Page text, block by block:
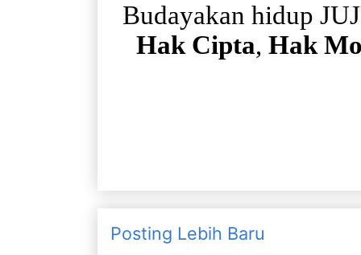
Budayakan hidup
Hak Cipta, Hak
Posting Lebih Baru